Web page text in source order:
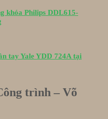
khóa Philips DDL615-
tay Yale YDD 724A tại
trình – Võ